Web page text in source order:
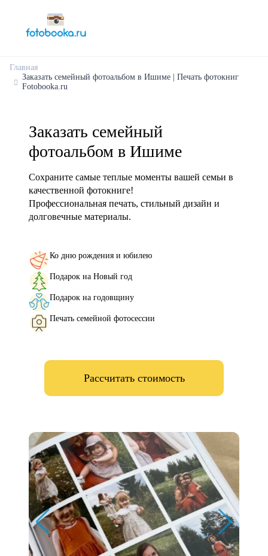
Главная
Заказать семейный фотоальбом в Ишиме | Печать фотокниг
Fotobooka.ru
Заказать семейный
фотоальбом в Ишиме
Сохраните самые теплые моменты вашей семьи в
качественной фотокниге!
Профессиональная печать, стильный дизайн и
долговечные материалы.
Ко дню рождения и юбилею
Подарок на Новый год
Подарок на годовщину
Печать семейной фотосессии
Рассчитать стоимость